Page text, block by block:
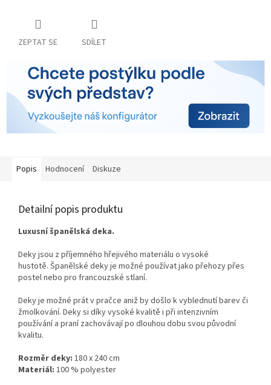
ZEPTAT SE SDÍLET
Popis Hodnocení Diskuze
Detailní popis produktu
Luxusní španělská deka.
Deky jsou z příjemného hřejivého materiálu o vysoké
hustotě. Španělské deky je možné používat jako přehozy přes
postel nebo pro francouzské stlaní.
Deky je možné prát v pračce aniž by došlo k vyblednutí barev či
žmolkování. Deky si díky vysoké kvalitě i při intenzivním
používání a praní zachovávají po dlouhou dobu svou původní
kvalitu.
Rozměr deky: 180 x 240 cm
Materiál: 100 % polyester